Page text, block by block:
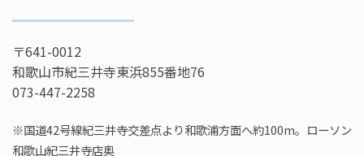
〒641-0012
和歌山市紀三井寺東浜855番地76
073-447-2258
※国道42号線紀三井寺交差点より和歌浦方面へ約100m。ローソン
和歌山紀三井寺店奥